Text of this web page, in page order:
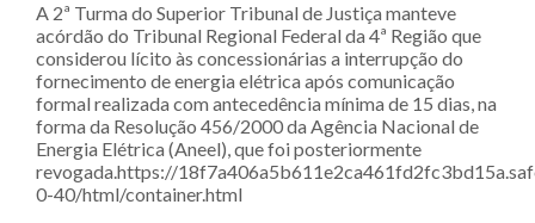
A 2ª Turma do Superior Tribunal de Justiça manteve
acórdão do Tribunal Regional Federal da 4ª Região que
considerou lícito às concessionárias a interrupção do
fornecimento de energia elétrica após comunicação
formal realizada com antecedência mínima de 15 dias, na
forma da Resolução 456/2000 da Agência Nacional de
Energia Elétrica (Aneel), que foi posteriormente
revogada.https://
0-40/html/container.html